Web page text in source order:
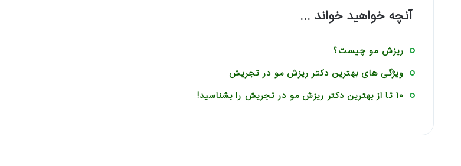
آنچه خواهید خواند ...
ریزش مو چیست؟
ویژگی های بهترین دکتر ریزش مو در تجریش
10 تا از بهترین دکتر ریزش مو در تجریش را بشناسید!